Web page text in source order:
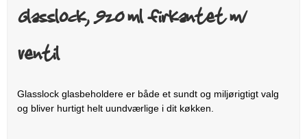
Glasslock, 920 ml firkantet m/
ventil
Glasslock glasbeholdere er både et sundt og miljørigtigt valg
og bliver hurtigt helt uundværlige i dit køkken.